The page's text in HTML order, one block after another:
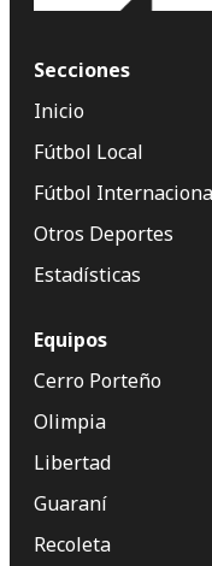
Secciones
Inicio
Fútbol Local
Fútbol
Otros Deportes
Estadísticas
Equipos
Cerro Porteño
Olimpia
Libertad
Guaraní
Recoleta